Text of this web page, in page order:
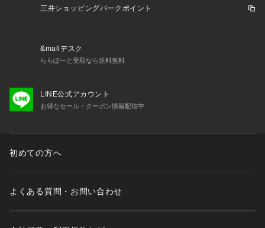
三井ショッピングパークポイント
&mallデスク
ららぽーと受取なら送料無料
LINE公式アカウント
お得なセール・クーポン情報配信中
初めての方へ
よくある質問・お問い合わせ